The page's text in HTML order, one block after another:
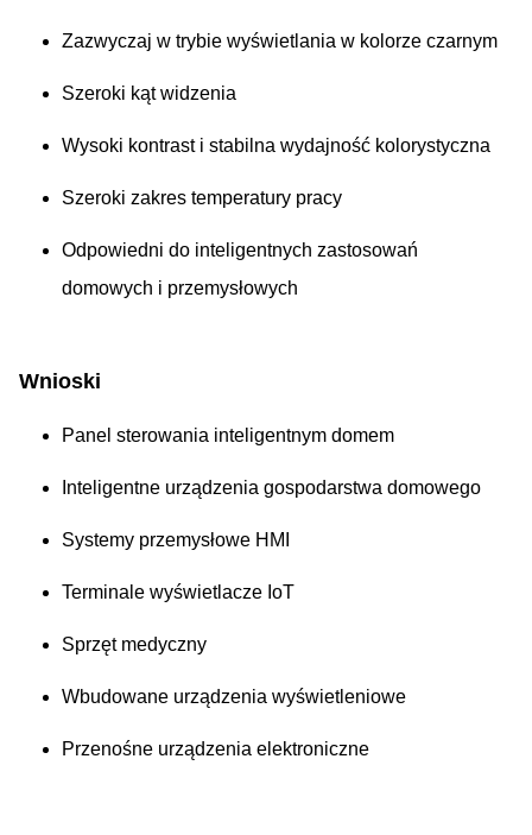
Zazwyczaj w trybie wyświetlania w kolorze czarnym
Szeroki kąt widzenia
Wysoki kontrast i stabilna wydajność kolorystyczna
Szeroki zakres temperatury pracy
Odpowiedni do inteligentnych zastosowań
domowych i przemysłowych
Wnioski
Panel sterowania inteligentnym domem
Inteligentne urządzenia gospodarstwa domowego
Systemy przemysłowe HMI
Terminale wyświetlacze IoT
Sprzęt medyczny
Wbudowane urządzenia wyświetleniowe
Przenośne urządzenia elektroniczne